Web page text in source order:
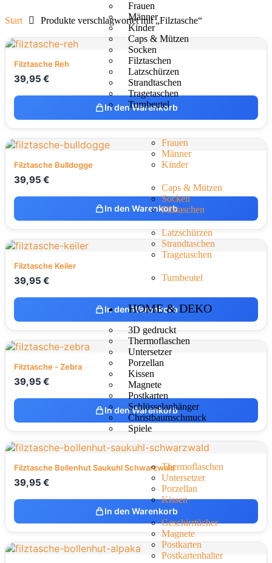
Frauen
Männer
Kinder
Caps & Mützen
Socken
Filztaschen
Latzschürzen
Strandtaschen
Tragetaschen
Turnbeutel
Frauen
Männer
Kinder
Caps & Mützen
Socken
Filztaschen
Latzschürzen
Strandtaschen
Tragetaschen
Turnbeutel
HOME & DEKO
3D gedruckt
Thermoflaschen
Untersetzer
Porzellan
Kissen
Magnete
Postkarten
Schlüsselanhänger
Christbaumschmuck
Spiele
Thermoflaschen
Untersetzer
Porzellan
Kissen
Geschirrtücher
Magnete
Postkarten
Postkartenhalter
Start Produkte verschlagwortet mit „Filztasche“
Filztasche Reh
39,95 €
In den Warenkorb
Filztasche Bulldogge
39,95 €
In den Warenkorb
Filztasche Keiler
39,95 €
In den Warenkorb
Filztasche - Zebra
39,95 €
In den Warenkorb
Filztasche Bollenhut Saukuhl Schwarzwald
39,95 €
In den Warenkorb